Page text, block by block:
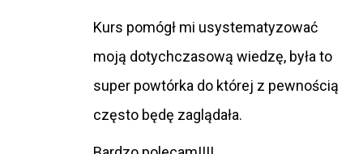
Kurs pomógł mi usystematyzować
moją dotychczasową wiedzę, była to
super powtórka do której z pewnością
często będę zaglądała.